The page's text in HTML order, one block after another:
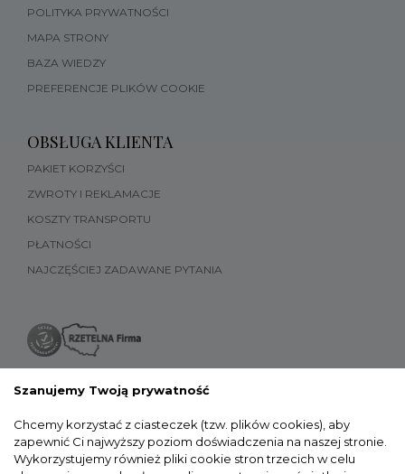
POLITYKA PRYWATNOŚCI
MAPA STRONY
BAZA WIEDZY
PREFERENCJE PLIKÓW COOKIE
OBSŁUGA KLIENTA
PAKIET KORZYŚCI
ZWROTY I REKLAMACJE
KOSZTY TRANSPORTU
PŁATNOŚCI
NAJCZĘŚCIEJ ZADAWANE PYTANIA
Szanujemy Twoją prywatność
Chcemy korzystać z ciasteczek (tzw. plików cookies), aby
zapewnić Ci najwyższy poziom doświadczenia na naszej stronie.
Wykorzystujemy również pliki cookie stron trzecich w celu